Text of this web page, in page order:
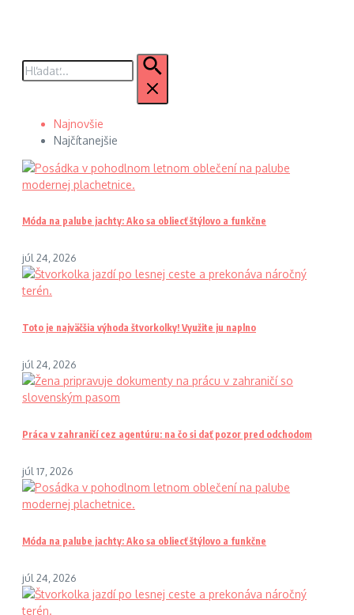
Hľadať:
Najnovšie
Najčítanejšie
Móda na palube jachty: Ako sa obliecť štýlovo a funkčne
júl 24, 2026
Toto je najväčšia výhoda štvorkolky! Využite ju naplno
júl 24, 2026
Práca v zahraničí cez agentúru: na čo si dať pozor pred odchodom
júl 17, 2026
Móda na palube jachty: Ako sa obliecť štýlovo a funkčne
júl 24, 2026